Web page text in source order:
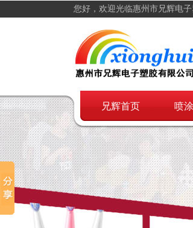
您好，欢迎光临惠州市兄辉电
兄辉首页 喷